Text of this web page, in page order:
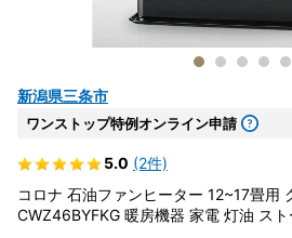
新潟県三条市
ワンストップ特例オンライン申請
5.0 (2件)
コロナ 石油ファンヒーター 12~17畳用
CWZ46BYFKG 暖房機器 家電 灯油 ス